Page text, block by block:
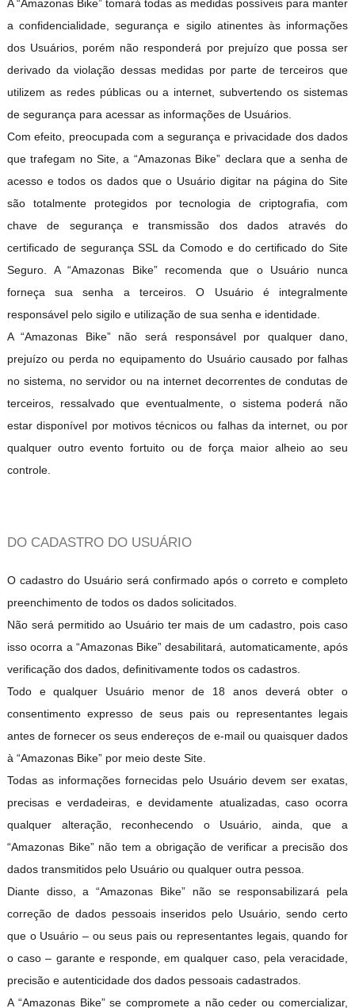
A “Amazonas Bike” tomará todas as medidas possíveis para manter
a confidencialidade, segurança e sigilo atinentes às informações
dos Usuários, porém não responderá por prejuízo que possa ser
derivado da violação dessas medidas por parte de terceiros que
utilizem as redes públicas ou a internet, subvertendo os sistemas
de segurança para acessar as informações de Usuários.
Com efeito, preocupada com a segurança e privacidade dos dados
que trafegam no Site, a “Amazonas Bike” declara que a senha de
acesso e todos os dados que o Usuário digitar na página do Site
são totalmente protegidos por tecnologia de criptografia, com
chave de segurança e transmissão dos dados através do
certificado de segurança SSL da Comodo e do certificado do Site
Seguro. A “Amazonas Bike” recomenda que o Usuário nunca
forneça sua senha a terceiros. O Usuário é integralmente
responsável pelo sigilo e utilização de sua senha e identidade.
A “Amazonas Bike” não será responsável por qualquer dano,
prejuízo ou perda no equipamento do Usuário causado por falhas
no sistema, no servidor ou na internet decorrentes de condutas de
terceiros, ressalvado que eventualmente, o sistema poderá não
estar disponível por motivos técnicos ou falhas da internet, ou por
qualquer outro evento fortuito ou de força maior alheio ao seu
controle.
DO CADASTRO DO USUÁRIO
O cadastro do Usuário será confirmado após o correto e completo
preenchimento de todos os dados solicitados.
Não será permitido ao Usuário ter mais de um cadastro, pois caso
isso ocorra a “Amazonas Bike” desabilitará, automaticamente, após
verificação dos dados, definitivamente todos os cadastros.
Todo e qualquer Usuário menor de 18 anos deverá obter o
consentimento expresso de seus pais ou representantes legais
antes de fornecer os seus endereços de e-mail ou quaisquer dados
à “Amazonas Bike” por meio deste Site.
Todas as informações fornecidas pelo Usuário devem ser exatas,
precisas e verdadeiras, e devidamente atualizadas, caso ocorra
qualquer alteração, reconhecendo o Usuário, ainda, que a
“Amazonas Bike” não tem a obrigação de verificar a precisão dos
dados transmitidos pelo Usuário ou qualquer outra pessoa.
Diante disso, a “Amazonas Bike” não se responsabilizará pela
correção de dados pessoais inseridos pelo Usuário, sendo certo
que o Usuário – ou seus pais ou representantes legais, quando for
o caso – garante e responde, em qualquer caso, pela veracidade,
precisão e autenticidade dos dados pessoais cadastrados.
A “Amazonas Bike” se compromete a não ceder ou comercializar,